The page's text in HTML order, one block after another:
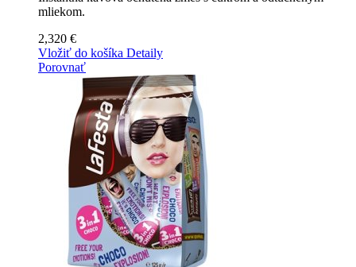
mliekom.
2,320 €
Vložiť do košíka Detaily
Porovnať